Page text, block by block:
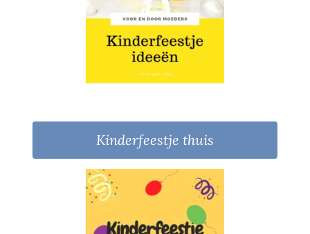
Kinderfeestje thuis